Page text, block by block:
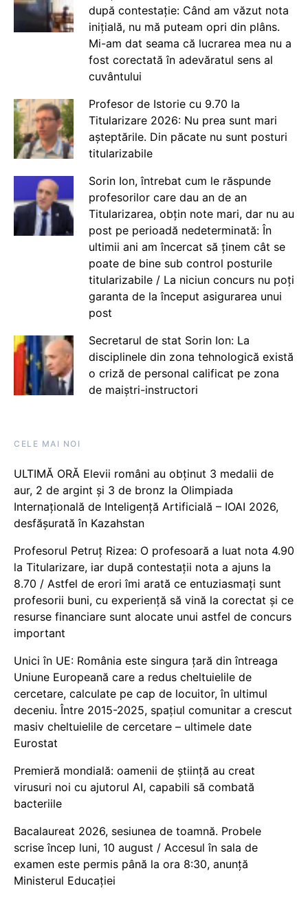
după contestație: Când am văzut nota
inițială, nu mă puteam opri din plâns.
Mi-am dat seama că lucrarea mea nu a
fost corectată în adevăratul sens al
cuvântului
Profesor de Istorie cu 9.70 la
Titularizare 2026: Nu prea sunt mari
așteptările. Din păcate nu sunt posturi
titularizabile
Sorin Ion, întrebat cum le răspunde
profesorilor care dau an de an
Titularizarea, obțin note mari, dar nu au
post pe perioadă nedeterminată: În
ultimii ani am încercat să ținem cât se
poate de bine sub control posturile
titularizabile / La niciun concurs nu poți
garanta de la început asigurarea unui
post
Secretarul de stat Sorin Ion: La
disciplinele din zona tehnologică există
o criză de personal calificat pe zona
de maiștri-instructori
CELE MAI NOI
ULTIMĂ ORĂ Elevii români au obținut 3 medalii de
aur, 2 de argint și 3 de bronz la Olimpiada
Internațională de Inteligență Artificială – IOAI 2026,
desfășurată în Kazahstan
Profesorul Petruț Rizea: O profesoară a luat nota 4.90
la Titularizare, iar după contestații nota a ajuns la
8.70 / Astfel de erori îmi arată ce entuziasmați sunt
profesorii buni, cu experiență să vină la corectat și ce
resurse financiare sunt alocate unui astfel de concurs
important
Unici în UE: România este singura țară din întreaga
Uniune Europeană care a redus cheltuielile de
cercetare, calculate pe cap de locuitor, în ultimul
deceniu. Între 2015-2025, spațiul comunitar a crescut
masiv cheltuielile de cercetare – ultimele date
Eurostat
Premieră mondială: oamenii de știință au creat
virusuri noi cu ajutorul AI, capabili să combată
bacteriile
Bacalaureat 2026, sesiunea de toamnă. Probele
scrise încep luni, 10 august / Accesul în sala de
examen este permis până la ora 8:30, anunță
Ministerul Educației